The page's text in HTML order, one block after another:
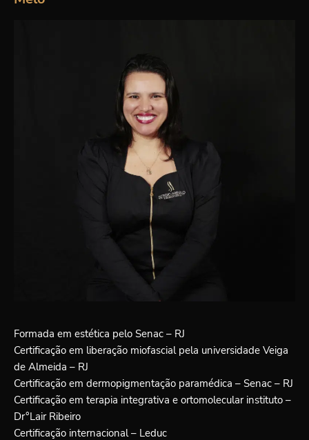
Formada em estética pelo Senac – RJ
Certificação em liberação miofascial pela universidade Veiga
de Almeida – RJ
Certificação em dermopigmentação paramédica – Senac – RJ
Certificação em terapia integrativa e ortomolecular instituto –
Dr°Lair Ribeiro
Certificação internacional – Leduc